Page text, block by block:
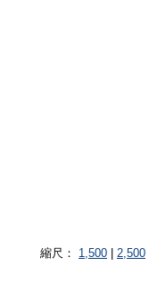
縮尺： 1,500 2,500